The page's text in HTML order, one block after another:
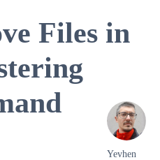
Files in
Yevhen